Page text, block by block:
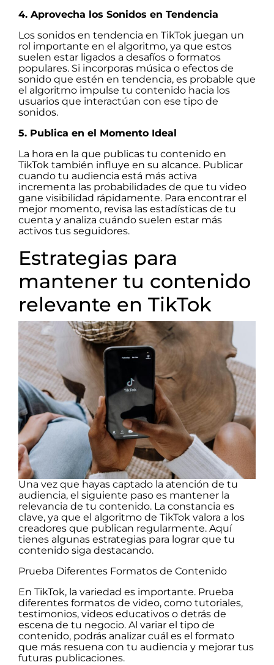
4. Aprovecha los Sonidos en Tendencia
Los sonidos en tendencia en TikTok juegan un
rol importante en el algoritmo, ya que estos
suelen estar ligados a desafíos o formatos
populares. Si incorporas música o efectos de
sonido que estén en tendencia, es probable que
el algoritmo impulse tu contenido hacia los
usuarios que interactúan con ese tipo de
sonidos.
5. Publica en el Momento Ideal
La hora en la que publicas tu contenido en
TikTok también influye en su alcance. Publicar
cuando tu audiencia está más activa
incrementa las probabilidades de que tu video
gane visibilidad rápidamente. Para encontrar el
mejor momento, revisa las estadísticas de tu
cuenta y analiza cuándo suelen estar más
activos tus seguidores.
Estrategias para
mantener tu contenido
relevante en TikTok
Una vez que hayas captado la atención de tu
audiencia, el siguiente paso es mantener la
relevancia de tu contenido. La constancia es
clave, ya que el algoritmo de TikTok valora a los
creadores que publican regularmente. Aquí
tienes algunas estrategias para lograr que tu
contenido siga destacando.
Prueba Diferentes Formatos de Contenido
En TikTok, la variedad es importante. Prueba
diferentes formatos de video, como tutoriales,
testimonios, videos educativos o detrás de
escena de tu negocio. Al variar el tipo de
contenido, podrás analizar cuál es el formato
que más resuena con tu audiencia y mejorar tus
futuras publicaciones.